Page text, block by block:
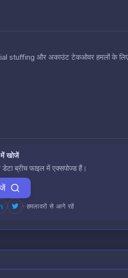
stuffing और अकाउंट टेकओवर हमलों के
में खोजें
ब्रीच फाइल में एक्सपोज्ड हैं।
· हमलावरों से आगे रहें